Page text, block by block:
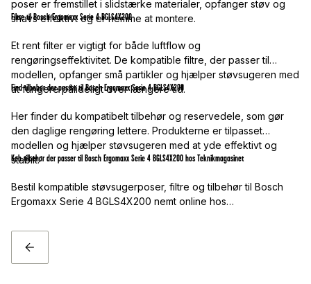
poser er fremstillet i slidstærke materialer, opfanger støv og
snavs effektivt og er nemme at montere.
Filtre til Bosch Ergomaxx Serie 4 BGLS4X200
Et rent filter er vigtigt for både luftflow og
rengøringseffektivitet. De kompatible filtre, der passer til
modellen, opfanger små partikler og hjælper støvsugeren med
at fungere pålideligt over længere tid.
Find tilbehør der passer til Bosch Ergomaxx Serie 4 BGLS4X200
Her finder du kompatibelt tilbehør og reservedele, som gør
den daglige rengøring lettere. Produkterne er tilpasset
modellen og hjælper støvsugeren med at yde effektivt og
stabilt.
Køb tilbehør der passer til Bosch Ergomaxx Serie 4 BGLS4X200 hos Teknikmagasinet
Bestil kompatible støvsugerposer, filtre og tilbehør til Bosch
Ergomaxx Serie 4 BGLS4X200 nemt online hos
fragtmuligheder og gode priser.
TILBAGE